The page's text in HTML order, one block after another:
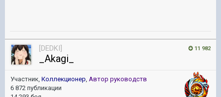
11 982
[DEDKI]
_Akagi_
Участник, Коллекционер, Автор руководств
6 872 публикации